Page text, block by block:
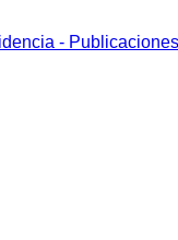
- Publicaciones